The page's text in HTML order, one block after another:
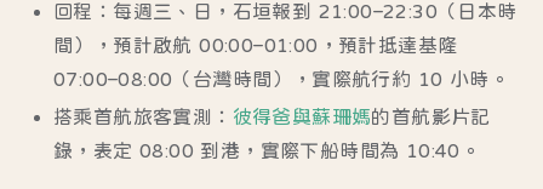
回程：每週三、日，石垣報到 21:00–22:30（日本時
間），預計啟航 00:00–01:00，預計抵達基隆
07:00–08:00（台灣時間），實際航行約 10 小時。
搭乘首航旅客實測： 彼得爸與蘇珊媽的首航影片記
錄，表定 08:00 到港，實際下船時間為 10:40。